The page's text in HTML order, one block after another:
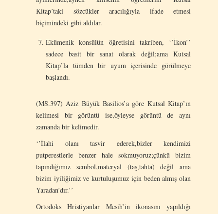
Kitap’taki sözcükler aracılığıyla ifade etmesi
biçimindeki gibi aldılar.
Ekümenik konsülün öğretisini takriben, ‘’İkon’’
sadece basit bir sanat olarak değil;ama Kutsal
Kitap’la tümden bir uyum içerisinde görülmeye
başlandı.
(MS.397) Aziz Büyük Basilios’a göre Kutsal Kitap’ın
kelimesi bir görüntü ise,öyleyse görüntü de aynı
zamanda bir kelimedir.
‘’İlahi olanı tasvir ederek,bizler kendimizi
putperestlerle benzer hale sokmuyoruz;çünkü bizim
tapındığımız sembol,materyal (taş,tahta) değil ama
bizim iyiliğimiz ve kurtuluşumuz için beden almış olan
Yaradan’dır.’’
Ortodoks Hristiyanlar Mesih’in ikonasını yapıldığı